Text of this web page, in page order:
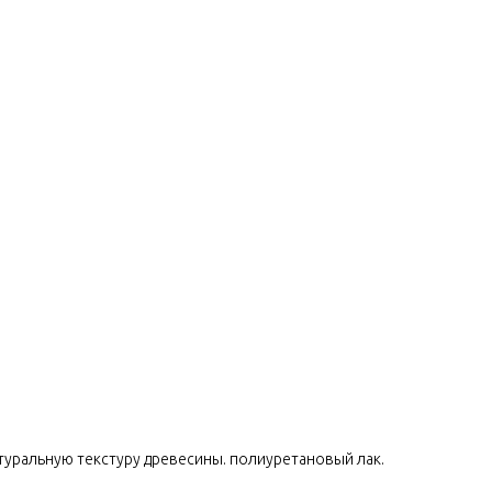
текстуру древесины. полиуретановый лак.